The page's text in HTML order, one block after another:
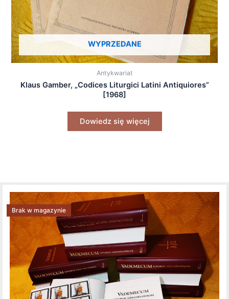
WYPRZEDANE
Antykwariat
Klaus Gamber, „Codices Liturgici Latini Antiquiores”
[1968]
Dowiedz się więcej
Brak w magazynie